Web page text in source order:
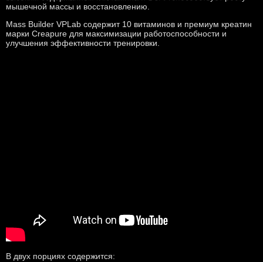
мышечной массы и восстановлению.
Mass Builder VPLab содержит 10 витаминов и премиум креатин
марки Creapure для максимизации работоспособности и
улучшения эффективности тренировки.
В двух порциях содержится: